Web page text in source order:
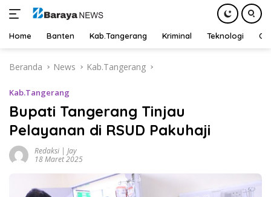
Home Banten Kab.Tangerang Kriminal Teknologi
Beranda News Kab.Tangerang
Kab.Tangerang
Bupati Tangerang Tinjau
Pelayanan di RSUD Pakuhaji
Redaksi | Jay
18 Maret 2025